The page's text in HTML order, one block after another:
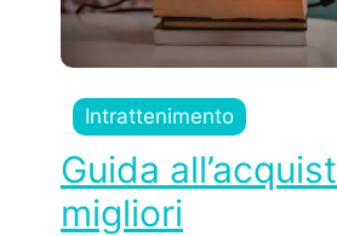
Intrattenimento
Guida
migliori